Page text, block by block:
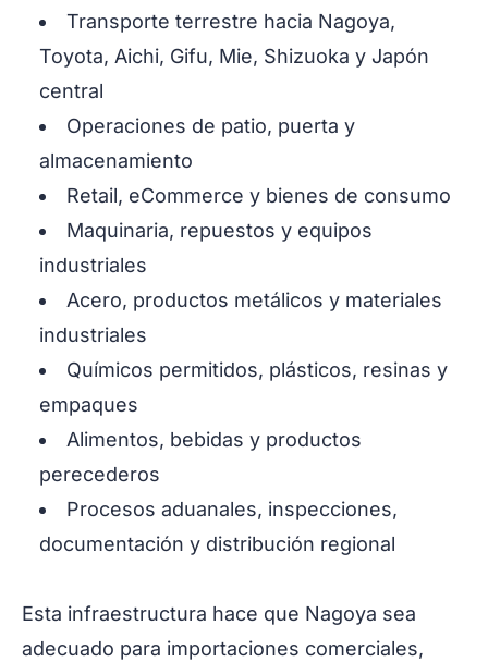
Transporte terrestre hacia Nagoya,
Toyota, Aichi, Gifu, Mie, Shizuoka y Japón
central
Operaciones de patio, puerta y
almacenamiento
Retail, eCommerce y bienes de consumo
Maquinaria, repuestos y equipos
industriales
Acero, productos metálicos y materiales
industriales
Químicos permitidos, plásticos, resinas y
empaques
Alimentos, bebidas y productos
perecederos
Procesos aduanales, inspecciones,
documentación y distribución regional
Esta infraestructura hace que Nagoya sea
adecuado para importaciones comerciales,